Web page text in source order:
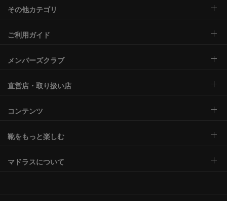
その他カテゴリ
ご利用ガイド
メンバーズクラブ
直営店・取り扱い店
コンテンツ
靴をもっと楽しむ
マドラスについて